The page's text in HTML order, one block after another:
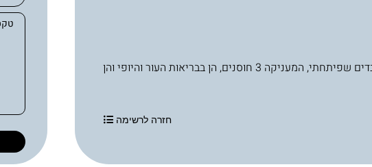
משלבת את שיטת שלושת הרבדים שפיתחתי, המעניקה 3 חוסנים, הן בבריאות העור והיופי והן
חזרה לרשימה